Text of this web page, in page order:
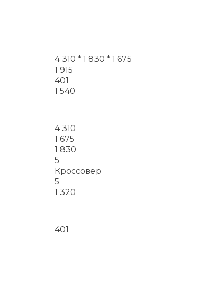
4 310 * 1 830 * 1 675
1 915
401
1 540
4 310
1 675
1 830
5
Кроссовер
5
1 320
401